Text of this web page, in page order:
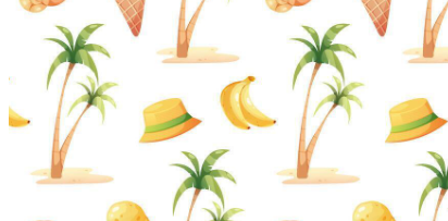
Eventos Editoriales